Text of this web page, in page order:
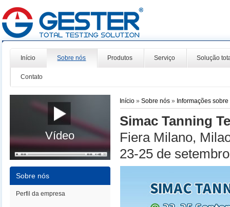
Início Sobre nós Produtos Serviço Solução
Contato
Vídeo
Sobre nós
Perfil da empresa
Início»Sobre nós » Informações
Simac Tanning
Fiera Milano,
23-25 de